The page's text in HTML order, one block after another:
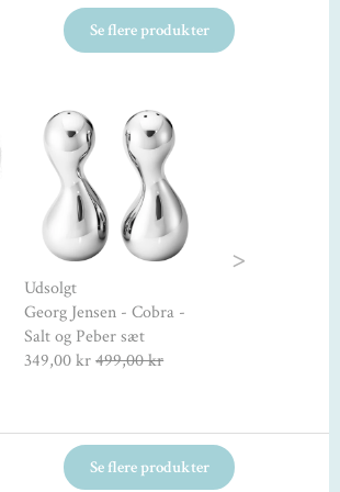
Se flere produkter
Udsolgt
Georg Jensen - Cobra -
Salt og Peber sæt
349,00 kr 499,00 kr
Next
Se flere produkter